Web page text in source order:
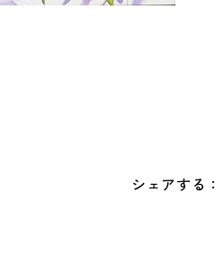
シェアする：